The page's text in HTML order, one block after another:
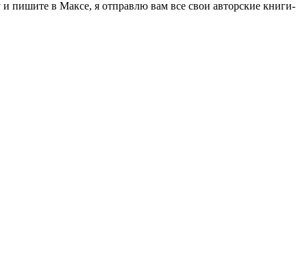
в Максе, я отправлю вам все свои авторские книги-